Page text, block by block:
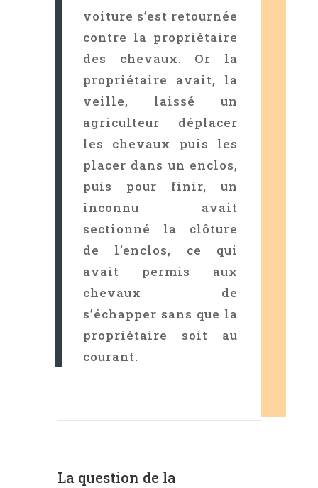
voiture s’est retournée
contre la propriétaire
des chevaux. Or la
propriétaire avait, la
veille, laissé un
agriculteur déplacer
les chevaux puis les
placer dans un enclos,
puis pour finir, un
inconnu avait
sectionné la clôture
de l’enclos, ce qui
avait permis aux
chevaux de
s’échapper sans que la
propriétaire soit au
courant.
La question de la